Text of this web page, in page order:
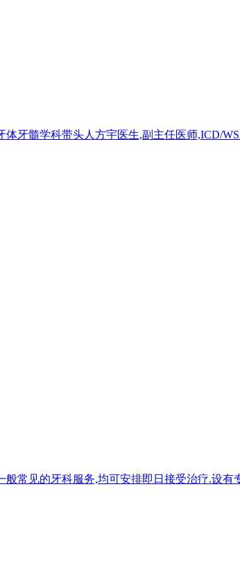
牙髓学科带头人方宇医生,副主任医师,ICD/
常见的牙科服务,均可安排即日接受治疗.设